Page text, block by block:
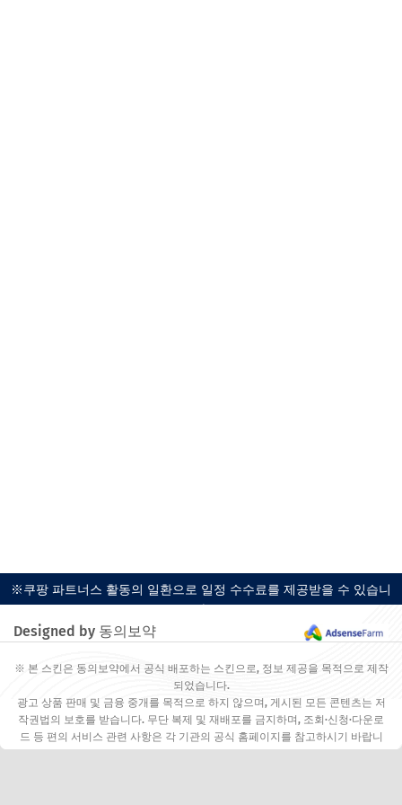
※쿠팡 파트너스 활동의 일환으로 일정 수수료를 제공받을 수 있습니
다.
Designed by 동의보약
※ 본 스킨은 동의보약에서 공식 배포하는 스킨으로, 정보 제공을 목적으로 제작
되었습니다.
광고 상품 판매 및 금융 중개를 목적으로 하지 않으며, 게시된 모든 콘텐츠는 저
작권법의 보호를 받습니다. 무단 복제 및 재배포를 금지하며, 조회·신청·다운로
드 등 편의 서비스 관련 사항은 각 기관의 공식 홈페이지를 참고하시기 바랍니